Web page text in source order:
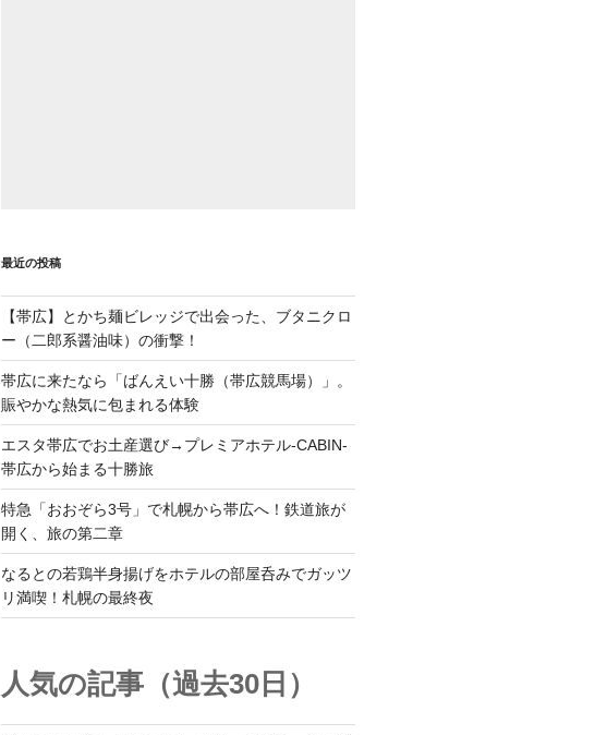
最近の投稿
【帯広】とかち麺ビレッジで出会った、ブタニクロ
ー（二郎系醤油味）の衝撃！
帯広に来たなら「ばんえい十勝（帯広競馬場）」。
賑やかな熱気に包まれる体験
エスタ帯広でお土産選び→プレミアホテル-CABIN-
帯広から始まる十勝旅
特急「おおぞら3号」で札幌から帯広へ！鉄道旅が
開く、旅の第二章
なるとの若鶏半身揚げをホテルの部屋呑みでガッツ
リ満喫！札幌の最終夜
人気の記事（過去30日）